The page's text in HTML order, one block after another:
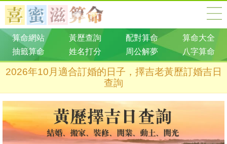
算命網站 黃歷查詢 配對算命
算命大全
抽籤算命
姓名打分 周公解夢 八字算命
2026年10月適合訂婚的日子，擇吉老黃歷訂婚吉日
查詢